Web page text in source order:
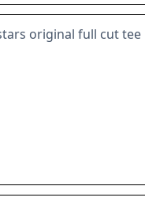
original full cut tee